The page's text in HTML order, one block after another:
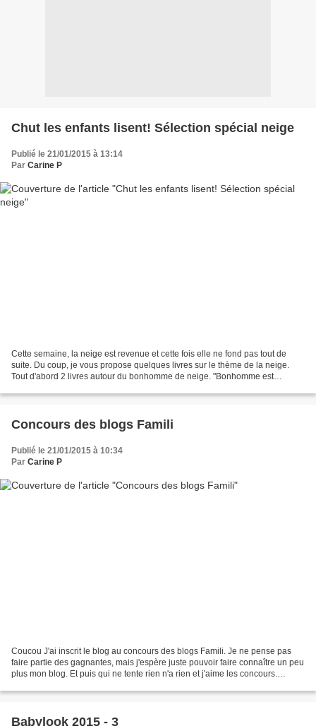
Chut les enfants lisent! Sélection spécial neige
Publié le 21/01/2015 à 13:14
Par Carine P
Cette semaine, la neige est revenue et cette fois elle ne fond pas tout de
suite. Du coup, je vous propose quelques livres sur le thème de la neige.
Tout d'abord 2 livres autour du bonhomme de neige. "Bonhomme est
Concours des blogs Famili
Publié le 21/01/2015 à 10:34
Par Carine P
Coucou J'ai inscrit le blog au concours des blogs Famili. Je ne pense pas
faire partie des gagnantes, mais j'espère juste pouvoir faire connaître un peu
plus mon blog. Et puis qui ne tente rien n'a rien et j'aime les concours.
Babylook 2015 - 3